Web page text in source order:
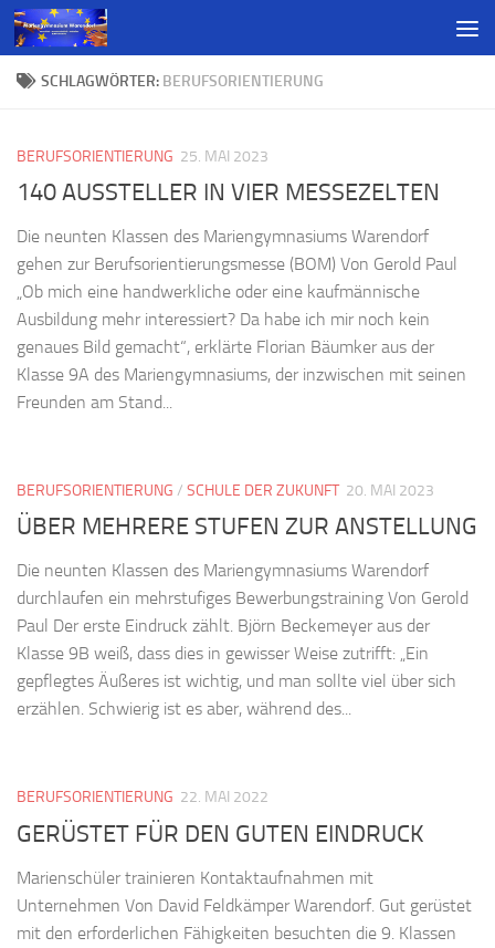
SCHLAGWÖRTER: BERUFSORIENTIERUNG
BERUFSORIENTIERUNG 25. MAI 2023
140 AUSSTELLER IN VIER MESSEZELTEN
Die neunten Klassen des Mariengymnasiums Warendorf
gehen zur Berufsorientierungsmesse (BOM) Von Gerold Paul
„Ob mich eine handwerkliche oder eine kaufmännische
Ausbildung mehr interessiert? Da habe ich mir noch kein
genaues Bild gemacht“, erklärte Florian Bäumker aus der
Klasse 9A des Mariengymnasiums, der inzwischen mit seinen
Freunden am Stand...
BERUFSORIENTIERUNG / SCHULE DER ZUKUNFT 20. MAI 2023
ÜBER MEHRERE STUFEN ZUR ANSTELLUNG
Die neunten Klassen des Mariengymnasiums Warendorf
durchlaufen ein mehrstufiges Bewerbungstraining Von Gerold
Paul Der erste Eindruck zählt. Björn Beckemeyer aus der
Klasse 9B weiß, dass dies in gewisser Weise zutrifft: „Ein
gepflegtes Äußeres ist wichtig, und man sollte viel über sich
erzählen. Schwierig ist es aber, während des...
BERUFSORIENTIERUNG 22. MAI 2022
GERÜSTET FÜR DEN GUTEN EINDRUCK
Marienschüler trainieren Kontaktaufnahmen mit
Unternehmen Von David Feldkämper Warendorf. Gut gerüstet
mit den erforderlichen Fähigkeiten besuchten die 9. Klassen